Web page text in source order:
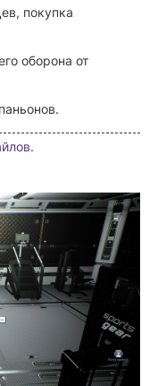
покупка
оборона от